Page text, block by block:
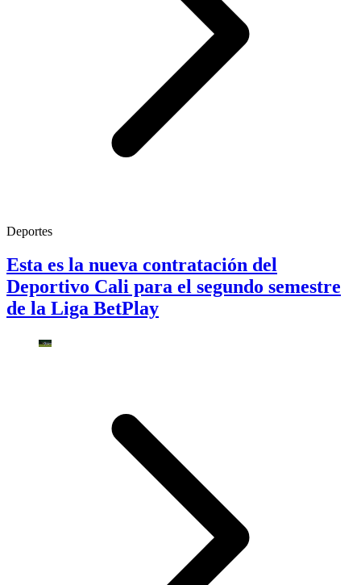
Deportes
Esta es la nueva contratación del
Deportivo Cali para el segundo semestre
de la Liga BetPlay